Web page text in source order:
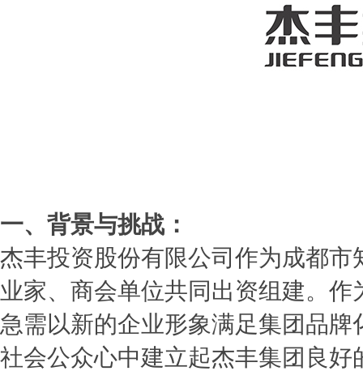
一、背景与挑战：
杰丰投资股份有限公司作为成都
业家、商会单位共同出资组建。 作
急需以新的企业形象满足集团品
社会公众心中建立起杰丰集团良